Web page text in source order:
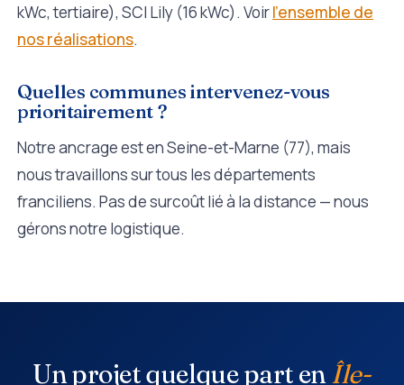
kWc, tertiaire), SCI Lily (16 kWc). Voirl'ensemble de
nos réalisations.
Quelles communes intervenez-vous
prioritairement ?
Notre ancrage est en Seine-et-Marne (77), mais
nous travaillons sur tous les départements
franciliens. Pas de surcoût lié à la distance — nous
gérons notre logistique.
Un projet quelque part en Île-